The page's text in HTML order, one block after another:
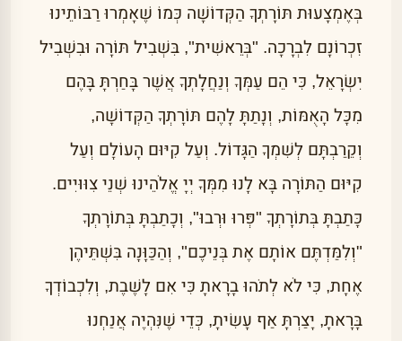
בְּאֶמְצָעוּת תּוֹרָתְךָ הַקְּדוֹשָׁה כְּמוֹ שֶׁאָמְרוּ רַבּוֹתֵינוּ
זִכְרוֹנָם לִבְרָכָה. "בְּרֵאשִׁית", בִּשְׁבִיל תּוֹרָה וּבִשְׁבִיל
יִשְׂרָאֵל, כִּי הֵם עַמְּךָ וְנַחֲלָתְךָ אֲשֶׁר בָּחַרְתָּ בָּהֶם
מִכָּל הָאֻמּוֹת, וְנָתַתָּ לָהֶם תּוֹרָתְךָ הַקְּדוֹשָׁה,
וְקֵרַבְתָּם לְשִׁמְךָ הַגָּדוֹל. וְעַל קִיּוּם הָעוֹלָם וְעַל
קִיּוּם הַתּוֹרָה בָּא לָנוּ מִמְּךָ יְיָ אֱלֹהֵינוּ שְׁנֵי צִוּוּיִים.
כָּתַבְתָּ בְּתוֹרָתְךָ "פְּרוּ וּרְבוּ", וְכָתַבְתָּ בְּתוֹרָתְךָ
"וְלִמַּדְתֶּם אוֹתָם אֶת בְּנֵיכֶם", וְהַכַּוָּנָה בִּשְׁתֵּיהֶן
אֶחָת, כִּי לֹא לְתֹהוּ בָרָאתָ כִּי אִם לָשֶׁבֶת, וְלִכְבוֹדְךָ
בָּרָאתָ, יָצַרְתָּ אַף עָשִׂיתָ, כְּדֵי שֶׁנִּהְיֶה אֲנַחְנוּ